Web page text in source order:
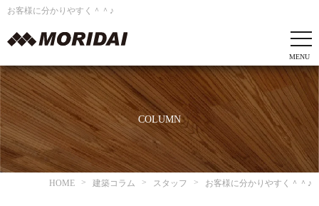
お客様に分かりやすく＾＾♪
COLUMN
HOME 建築コラム スタッフ お客様に分かりやすく＾＾♪